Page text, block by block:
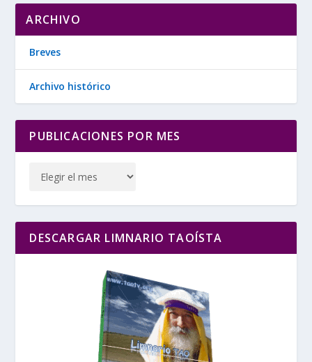
ARCHIVO
Breves
Archivo histórico
PUBLICACIONES POR MES
DESCARGAR LIMNARIO TAOÍSTA